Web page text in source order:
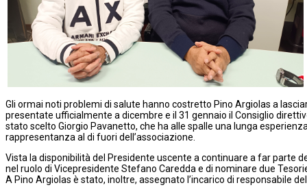
Gli ormai noti problemi di salute hanno costretto Pino Argiolas a
presentate ufficialmente a dicembre e il 31 gennaio il Consiglio
stato scelto Giorgio Pavanetto, che ha alle spalle una lunga
rappresentanza al di fuori dell’associazione.
Vista la disponibilità del Presidente uscente a continuare a far parte
nel ruolo di Vicepresidente Stefano Caredda e di nominare due
A Pino Argiolas è stato, inoltre, assegnato l’incarico di responsabile